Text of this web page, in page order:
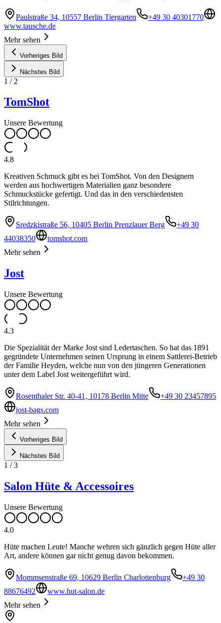
Paulstraße 34, 10557 Berlin Tiergarten
+49 30 40301770
www.tausche.de
Mehr sehen
Vorheriges Bild
Nächstes Bild
1 / 2
TomShot
Unsere Bewertung
4.8
Kreativen Schmuck gibt es bei TomShot. Von den Designern
werden aus hochwertigen Materialien ganz besondere
Schmuckstücke gefertigt. Und das in den verschiedensten
Stilrichtungen.
Sredzkistraße 56, 10405 Berlin Prenzlauer Berg
+49 30
44038350
tomshot.com
Mehr sehen
Jost
Unsere Bewertung
4.3
Die Spezialität der Marke Jost sind Ledertaschen. So hat das 1891
gegründete Unternehmen seinen Ursprung in einem Sattlerei-Betrieb
der Familie Heyden, welche nun von den jüngeren Generationen
unter dem Label Jost weitergeführt wird.
Rosenthaler Str. 40-41, 10178 Berlin Mitte
+49 30 23457895
jost-bags.com
Mehr sehen
Vorheriges Bild
Nächstes Bild
1 /3
Salon Hüte & Accessoires
Unsere Bewertung
4.0
Hüte machen Leute! Manche wehren sich gänzlich gegen Hüte aller
Art, andere können gar nicht genug davon bekommen.
Mommsenstraße 69, 10629 Berlin Charlottenburg
+49 30
88676492
www.hut-salon.de
Mehr sehen